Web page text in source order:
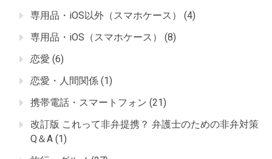
専用品・iOS以外（スマホケース）
(4)
専用品・iOS（スマホケース）
(8)
恋愛 (6)
恋愛・人間関係 (1)
携帯電話・スマートフォン (21)
改訂版 これって非弁提携？ 弁護士のための非弁対策
Q＆A (1)